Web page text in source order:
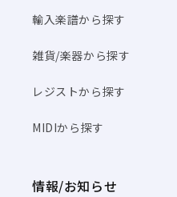
輸入楽譜から探す
雑貨/楽器から探す
レジストから探す
MIDIから探す
情報/お知らせ